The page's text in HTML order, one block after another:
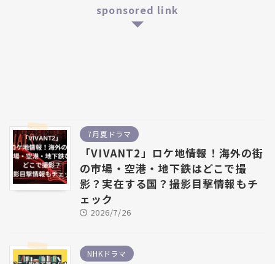
sponsored link
7月夏ドラマ
「VIVANT2」ロケ地情報！海外の街
の市場・空港・地下鉄はどこで撮
影？実在する国？撮影目撃情報もチ
ェック
2026/7/26
NHKドラマ